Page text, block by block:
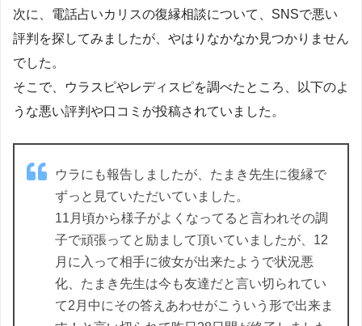
次に、電話占いカリスの復縁相談について、SNSで悪い
評判を探してみましたが、やはりなかなか見つかりません
でした。
そこで、ウラスピやレディスピを調べたところ、以下のよ
うな悪い評判や口コミが投稿されていました。
ウラにも報告しましたが、たまき先生に復縁で
ずっと見ていただいていました。
11月頃から様子がよくなってると言われその調
子で頑張ってと励まして頂いていましたが、12
月に入って相手に彼女が出来たようで状況悪
化、たまき先生は今も友達だと言い切られてい
て2月中にその答えあわせがこういう形で出来ま